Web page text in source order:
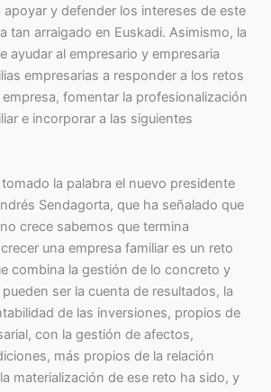
y defender los intereses de este
tan arraigado en Euskadi. Asimismo, la
ayudar al empresario y empresaria
empresarias a responder a los retos
fomentar la profesionalización
e incorporar a las siguientes
la palabra el nuevo presidente
Sendagorta, que ha señalado que
crece sabemos que termina
una empresa familiar es un reto
combina la gestión de lo concreto y
ser la cuenta de resultados, la
de las inversiones, propios de
con la gestión de afectos,
más propios de la relación
materialización de ese reto ha sido, y